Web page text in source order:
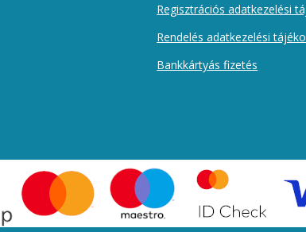
Regisztrációs adatkezelési
Rendelés adatkezelési
Bankkártyás fizetés